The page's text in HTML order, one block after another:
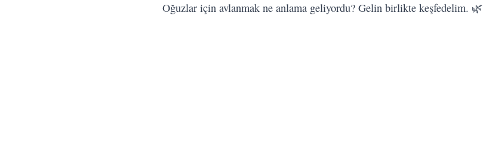
Oğuzlar için avlanmak ne anlama geliyordu? Gelin birlikte keşfedelim. 🌿